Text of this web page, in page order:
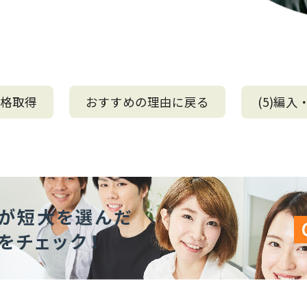
取得 おすすめの理由に戻る (5)編入